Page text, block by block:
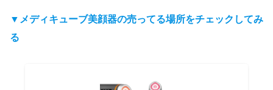
▼メディキューブ美顔器の売ってる場所をチェックしてみ
る